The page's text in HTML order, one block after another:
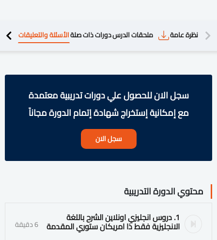
نظرة عامة ملحقات الدرسدورات ذات صلةالأسئلة والتعليقات
سجل الان للحصول علي دورات تدريبية معتمدة
مع إمكانية إستخراج شهادة إتمام الدورة مجاناً
سجل الان
محتوي الدورة التدريبية
1. دروس انجليزي اونلاين الشرح باللغة
الانجليزية فقط ذا امريكان ستوري المقدمة 6 دقيقة